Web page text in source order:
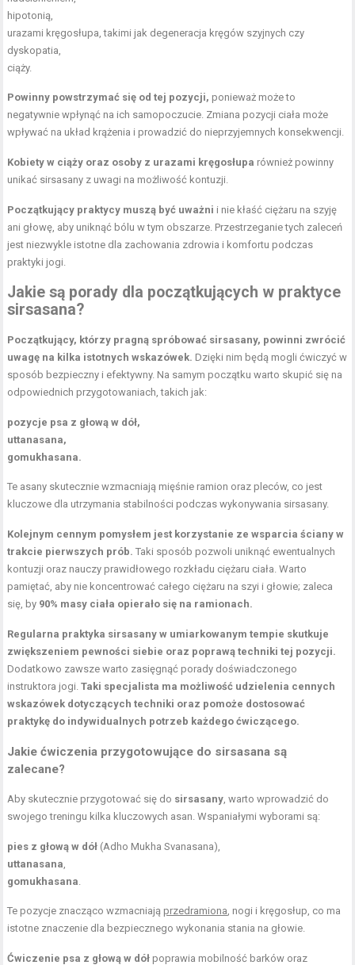
hipotonią,
urazami kręgosłupa, takimi jak degeneracja kręgów szyjnych czy
dyskopatia,
ciąży.
Powinny powstrzymać się od tej pozycji, ponieważ może to
negatywnie wpłynąć na ich samopoczucie. Zmiana pozycji ciała może
wpływać na układ krążenia i prowadzić do nieprzyjemnych konsekwencji.
Kobiety w ciąży oraz osoby z urazami kręgosłupa również powinny
unikać sirsasany z uwagi na możliwość kontuzji.
Początkujący praktycy muszą być uważni i nie kłaść ciężaru na szyję
ani głowę, aby uniknąć bólu w tym obszarze. Przestrzeganie tych zaleceń
jest niezwykle istotne dla zachowania zdrowia i komfortu podczas
praktyki jogi.
Jakie są porady dla początkujących w praktyce
sirsasana?
Początkujący, którzy pragną spróbować sirsasany, powinni zwrócić
uwagę na kilka istotnych wskazówek. Dzięki nim będą mogli ćwiczyć w
sposób bezpieczny i efektywny. Na samym początku warto skupić się na
odpowiednich przygotowaniach, takich jak:
pozycje psa z głową w dół,
uttanasana,
gomukhasana.
Te asany skutecznie wzmacniają mięśnie ramion oraz pleców, co jest
kluczowe dla utrzymania stabilności podczas wykonywania sirsasany.
Kolejnym cennym pomysłem jest korzystanie ze wsparcia ściany w
trakcie pierwszych prób. Taki sposób pozwoli uniknąć ewentualnych
kontuzji oraz nauczy prawidłowego rozkładu ciężaru ciała. Warto
pamiętać, aby nie koncentrować całego ciężaru na szyi i głowie; zaleca
się, by 90% masy ciała opierało się na ramionach.
Regularna praktyka sirsasany w umiarkowanym tempie skutkuje
zwiększeniem pewności siebie oraz poprawą techniki tej pozycji.
Dodatkowo zawsze warto zasięgnąć porady doświadczonego
instruktora jogi.Taki specjalista ma możliwość udzielenia cennych
wskazówek dotyczących techniki oraz pomoże dostosować
praktykę do indywidualnych potrzeb każdego ćwiczącego.
Jakie ćwiczenia przygotowujące do sirsasana są
zalecane?
Aby skutecznie przygotować się do sirsasany, warto wprowadzić do
swojego treningu kilka kluczowych asan. Wspaniałymi wyborami są:
pies z głową w dół (Adho Mukha Svanasana),
uttanasana,
gomukhasana.
Te pozycje znacząco wzmacniają przedramiona, nogi i kręgosłup, co ma
istotne znaczenie dla bezpiecznego wykonania stania na głowie.
Ćwiczenie psa z głową w dół poprawia mobilność barków oraz